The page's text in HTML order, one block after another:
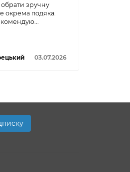
зручну
окрема подяка.
03.07.2026